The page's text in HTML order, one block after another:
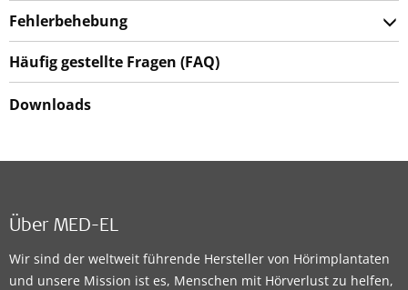
Fehlerbehebung
Häufig gestellte Fragen (FAQ)
Downloads
Über MED-EL
Wir sind der weltweit führende Hersteller von Hörimplantaten
und unsere Mission ist es, Menschen mit Hörverlust zu helfen,